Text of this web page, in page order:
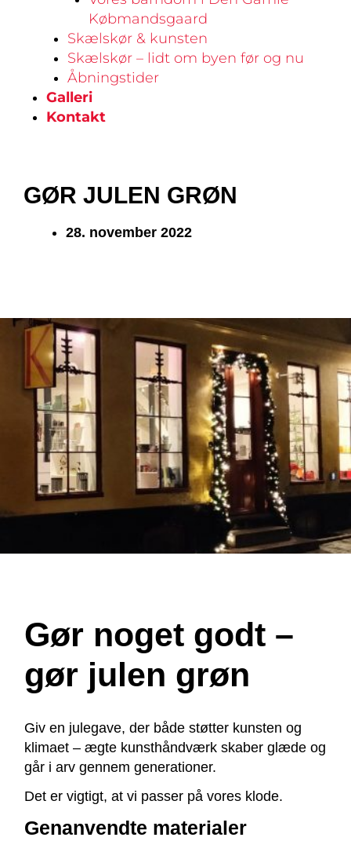
Købmandsgaard
Skælskør & kunsten
Skælskør – lidt om byen før og nu
Åbningstider
Galleri
Kontakt
GØR JULEN GRØN
28. november 2022
Gør noget godt –
gør julen grøn
Giv en julegave, der både støtter kunsten og
klimaet – ægte kunsthåndværk skaber glæde og
går i arv gennem generationer.
Det er vigtigt, at vi passer på vores klode.
Genanvendte materialer